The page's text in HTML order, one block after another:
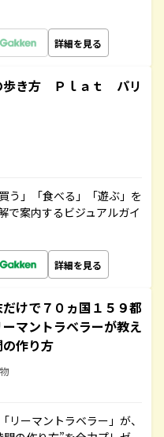
詳細を見る
き方 Ｐｌａｔ パリ
う」「食べる」「遊ぶ」を
で案内するビジュアルガイ
詳細を見る
けで７０ヵ国１５９都
マントラベラーが教え
作り方
ーマントラベラー」が、